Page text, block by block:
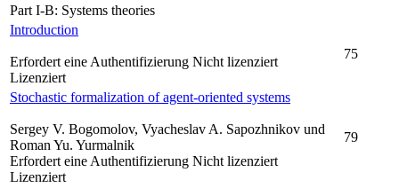
Part I-B: Systems theories
Introduction
Erfordert eine Authentifizierung Nicht lizenziert
Lizenziert
75
Stochastic formalization of agent-oriented systems
Sergey V. Bogomolov, Vyacheslav A. Sapozhnikov und
Roman Yu. Yurmalnik
Erfordert eine Authentifizierung Nicht lizenziert
Lizenziert
79